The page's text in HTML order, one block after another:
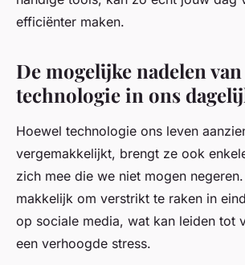
efficiënter maken.
De mogelijke nadelen van
technologie in ons
Hoewel technologie ons leven
vergemakkelijkt, brengt ze ook
zich mee die we niet mogen
makkelijk om verstrikt te raken in
op sociale media, wat kan leiden tot
een verhoogde stress.